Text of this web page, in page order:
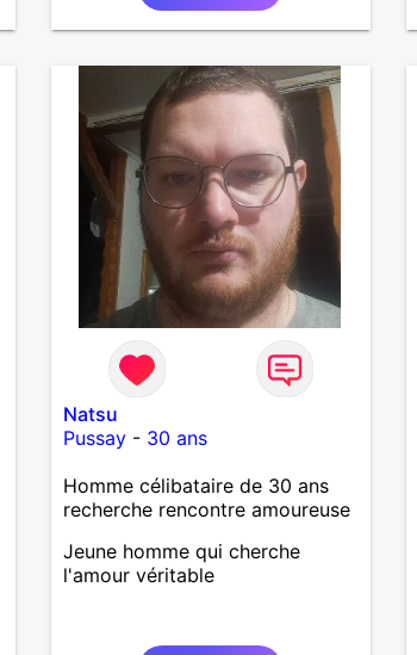
Natsu
Pussay- 30 ans
Homme célibataire de 30 ans
recherche rencontre amoureuse
Jeune homme qui cherche
l'amour véritable